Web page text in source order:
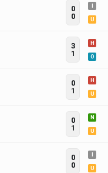
0
0
U
3
1
H
O
0
1
H
U
0
1
N
U
0
0
U